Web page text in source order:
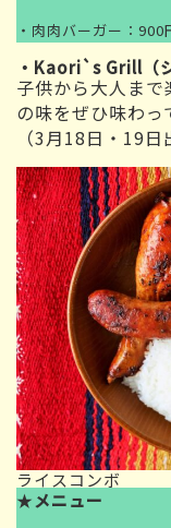
・肉肉バーガー：900
・Kaori`s Grill（
子供から大人ま
の味をぜひ味わっ
（3月18日・19日
ライスコンボ
★メニュー